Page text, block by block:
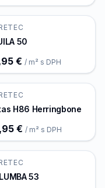
50
€ / m² s DPH
H86 Herringbone
€ / m² s DPH
53